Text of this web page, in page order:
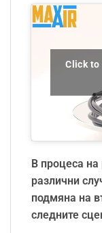
Click to
В процеса
различни
подмяна на
следните